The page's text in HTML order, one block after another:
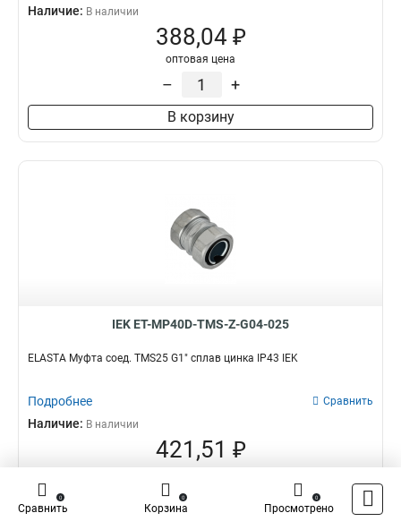
Наличие: В наличии
388,04 ₽
оптовая цена
– +
В корзину
IEK ET-MP40D-TMS-Z-G04-025
ELASTA Муфта соед. TMS25 G1" сплав цинка IP43 IEK
Подробнее Сравнить
Наличие: В наличии
421,51 ₽
–
Сравнить
0
Корзина
0
Просмотрено
0